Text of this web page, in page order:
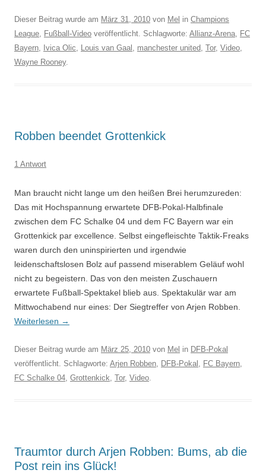
Dieser Beitrag wurde am März 31, 2010 von Mel in Champions
League, Fußball-Video veröffentlicht. Schlagworte: Allianz-Arena, FC
Bayern, Ivica Olic, Louis van Gaal , manchester united, Tor, Video,
Wayne Rooney.
Robben beendet Grottenkick
1 Antwort
Man braucht nicht lange um den heißen Brei herumzureden:
Das mit Hochspannung erwartete DFB-Pokal-Halbfinale
zwischen dem FC Schalke 04 und dem FC Bayern war ein
Grottenkick par excellence. Selbst eingefleischte Taktik-Freaks
waren durch den uninspirierten und irgendwie
leidenschaftslosen Bolz auf passend miserablem Geläuf wohl
nicht zu begeistern. Das von den meisten Zuschauern
erwartete Fußball-Spektakel blieb aus. Spektakulär war am
Mittwochabend nur eines: Der Siegtreffer von Arjen Robben.
Weiterlesen →
Dieser Beitrag wurde am März 25, 2010 von Mel in DFB-Pokal
veröffentlicht. Schlagworte: Arjen Robben, DFB-Pokal , FC Bayern,
FC Schalke 04, Grottenkick, Tor, Video.
Traumtor durch Arjen Robben: Bums, ab die
Post rein ins Glück!